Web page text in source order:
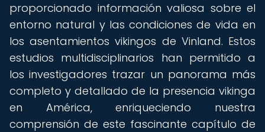
proporcionado información valiosa sobre el
entorno natural y las condiciones de vida en
los asentamientos vikingos de Vinland. Estos
estudios multidisciplinarios han permitido a
los investigadores trazar un panorama más
completo y detallado de la presencia vikinga
en América, enriqueciendo nuestra
comprensión de este fascinante capítulo de